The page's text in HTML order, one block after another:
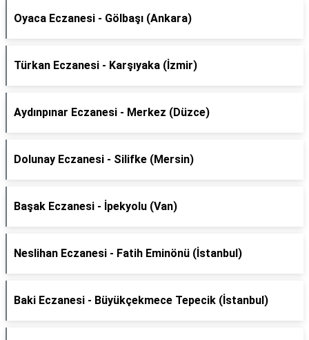
Oyaca Eczanesi - Gölbaşı (Ankara)
Türkan Eczanesi - Karşıyaka (İzmir)
Aydınpınar Eczanesi - Merkez (Düzce)
Dolunay Eczanesi - Silifke (Mersin)
Başak Eczanesi - İpekyolu (Van)
Neslihan Eczanesi - Fatih Eminönü (İstanbul)
Baki Eczanesi - Büyükçekmece Tepecik (İstanbul)